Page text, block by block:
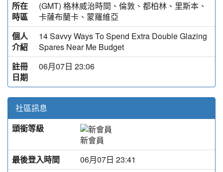
所在
時區
(GMT) 格林威治時間、倫敦、都柏林、里斯本、
卡薩布蘭卡、蒙羅維亞
個人
介紹
14 Savvy Ways To Spend Extra Double Glazing
Spares Near Me Budget
註冊
日期
06月07日 23:06
社區訊息
頭銜等級
新會員
最後登入時間
06月07日 23:41